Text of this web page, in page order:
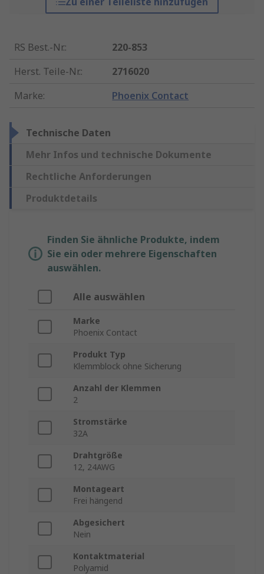
RS Best.-Nr.:
220-853
Herst. Teile-Nr.:
2716020
Marke: Phoenix Contact
Technische Daten
Mehr Infos und technische Dokumente
Rechtliche Anforderungen
Produktdetails
Finden Sie ähnliche Produkte, indem
Sie ein oder mehrere Eigenschaften
auswählen.
Alle auswählen
Marke
Phoenix Contact
Produkt Typ
Klemmblock ohne Sicherung
Anzahl der Klemmen
2
Stromstärke
32A
Drahtgröße
12, 24AWG
Montageart
Frei hängend
Abgesichert
Nein
Kontaktmaterial
Polyamid